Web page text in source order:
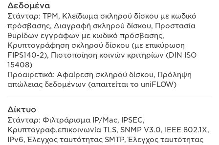
Δεδομένα
Στάνταρ: TPM, Κλείδωμα σκληρού δίσκου με κωδικό
πρόσβασης, Διαγραφή σκληρού δίσκου, Προστασία
θυρίδων εγγράφων με κωδικό πρόσβασης,
Κρυπτογράφηση σκληρού δίσκου (με επικύρωση
FIPS140-2), Πιστοποίηση κοινών κριτηρίων (DIN ISO
15408)
Προαιρετικά: Αφαίρεση σκληρού δίσκου, Πρόληψη
απώλειας δεδομένων (απαιτείται το uniFLOW)
Δίκτυο
Στάνταρ: Φιλτράρισμα IP/Mac, IPSEC,
Κρυπτογραφ.επικοινωνία TLS, SNMP V3.0, IEEE 802.1X,
IPv6, Έλεγχος ταυτότητας SMTP, Έλεγχος ταυτότητας